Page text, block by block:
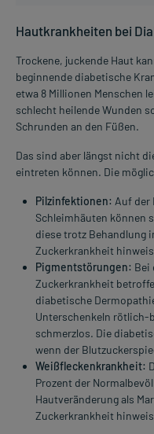
Hautkrankheiten bei
Trockene, juckende Haut
beginnende diabetische
etwa 8 Millionen Menschen
schlecht heilende Wunden
Schrunden an den Füßen.
Das sind aber längst nicht
eintreten können. Die
Pilzinfektionen: Auf der
Schleimhäuten können
diese trotz Behandlung
Zuckerkrankheit
Pigmentstörungen: Bei
Zuckerkrankheit
diabetische
Unterschenkeln rötlich-
schmerzlos. Die
wenn der
Weißfleckenkrankheit:
Prozent der
Hautveränderung als
Zuckerkrankheit